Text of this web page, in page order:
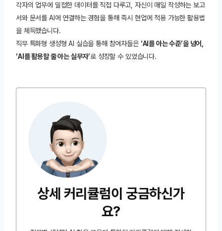
각자의 업무에 밀접한 데이터를 직접 다루고, 자신이 매일 작성하는 보고
서와 문서를 AI에 연결하는 경험을 통해 즉시 현업에 적용 가능한 활용법
을 체득했습니다.
직무 특화형 생성형 AI 실습을 통해 참여자들은 ‘AI를 아는 수준’을 넘어,
‘AI를 활용할 줄 아는 실무자’로 성장할 수 있었습니다.
상세 커리큘럼이 궁금하신가
요?